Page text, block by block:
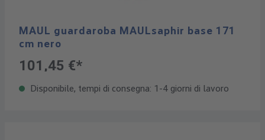
MAUL guardaroba MAULsaphir base 171
cm nero
101,45 €*
Disponibile, tempi di consegna: 1-4 giorni di lavoro